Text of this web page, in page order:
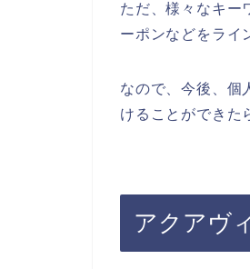
ただ、様々なキー
ーポンなどをライ
なので、今後、個
けることができた
アクアヴ